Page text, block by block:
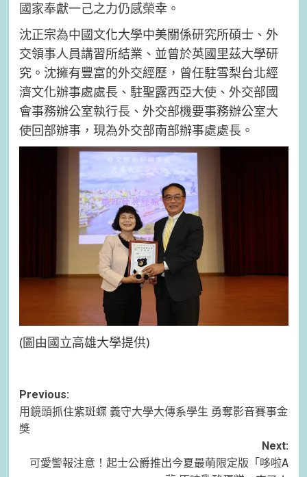
國家奉獻一己之力仍感榮幸。
沈正宗為中國文化大學中美關係研究所碩士、外
交領事人員講習所結業、並曾於英國里茲大學研
究。沈擁有豐富的外交經歷，曾任駐雪梨台北經
濟文化辦事處處長、駐聖露西亞大使、外交部國
會事務辦公室執行長、外交部機要事務辦公室大
使回部辦事，現為外交部南部辦事處處長。
(圖由國立高雄大學提供)
Post
navigation
Previous:
用鏡頭抓住紫斑蝶 義守大學大傳系學生 勇奪影音賽事金
獎
Next:
可愛警報注意！起士公爵推出今夏最萌限定版「哆啦A